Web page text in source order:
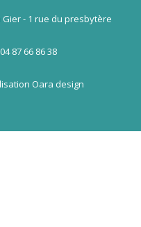
- 1 rue du presbytère
87 66 86 38
Oara design